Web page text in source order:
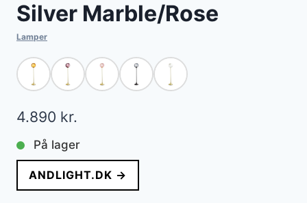
Silver Marble/Rose
Lamper
4.890 kr.
På lager
ANDLIGHT.DK →